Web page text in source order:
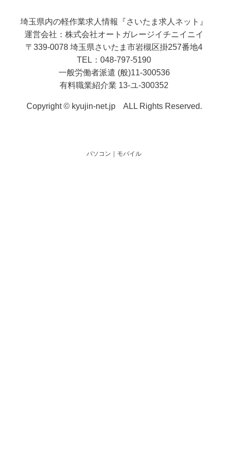
埼玉県内の軽作業求人情報『さいたま求人ネット』
運営会社：株式会社オートガレージイチニイニイ
〒339-0078 埼玉県さいたま市岩槻区掛257番地4
TEL：048-797-5190
一般労働者派遣 (般)11-300536
有料職業紹介業 13-ユ-300352
Copyright © kyujin-net.jp ALL Rights Reserved.
パソコン ｜モバイル